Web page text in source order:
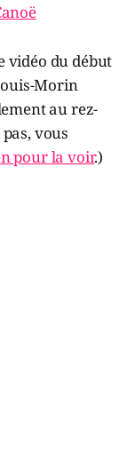
vidéo du début
Morin
au rez-
vous
pour la voir.)